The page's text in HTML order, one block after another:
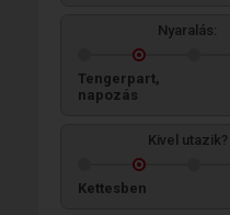
Nyaralás:
Tengerpart,
napozás
Kivel utazik?
Kettesben